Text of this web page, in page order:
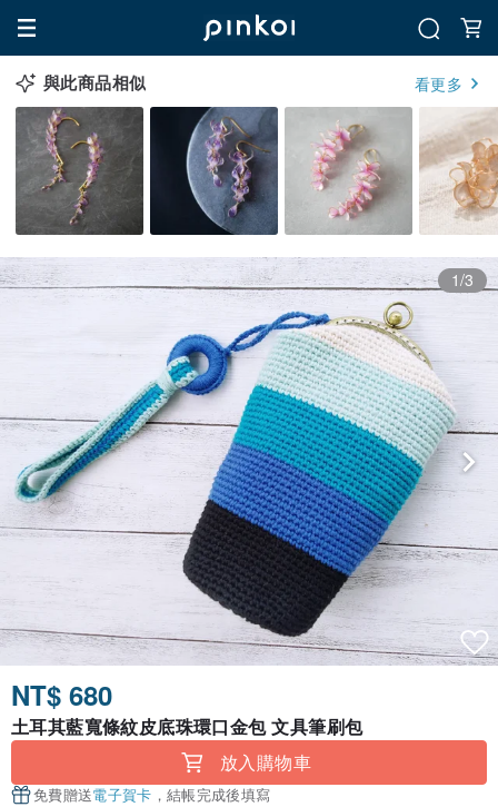
與此商品相似 看更多
1/3
NT$ 680
土耳其藍寬條紋皮底珠環口金包 文具筆刷包
放入購物車
免費贈送電子賀卡 ，結帳完成後填寫